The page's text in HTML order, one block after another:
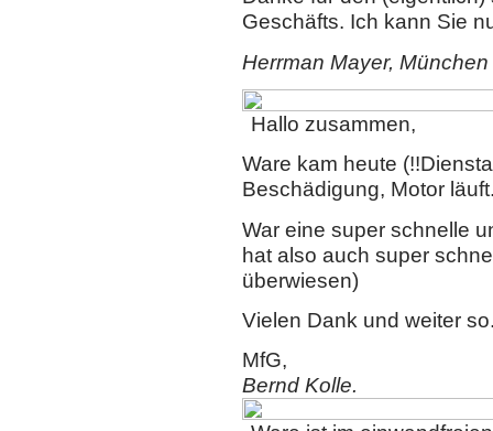
Geschäfts. Ich kann Sie
Herrman Mayer, München
Hallo zusammen,
Ware kam heute
Beschädigung, Motor
War eine super schnelle
hat also auch super
überwiesen)
Vielen Dank und weiter
MfG,
Bernd Kolle.